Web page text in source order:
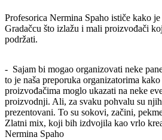
Profesorica Nermina Spaho ističe kako
Gradačcu što izlažu i mali proizvođači
podržati.
- Sajam bi mogao organizovati neke
to je naša preporuka organizatorima
proizvođačima moglo ukazati na neke
proizvodnji. Ali, za svaku pohvalu su
prezentovani. To su sokovi, začini,
Zlatni mix, koji bih izdvojila kao vrlo
Nermina Spaho